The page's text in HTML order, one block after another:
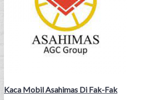
Kaca Mobil Asahimas Di Fak-Fak